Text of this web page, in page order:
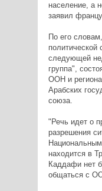
население, а
заявил
По его
политической
следующей
группа",
ООН и
Арабских
союза.
"Речь идет о
разрешения
находится в
Каддафи нет
общаться с